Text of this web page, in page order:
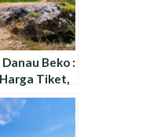
Beko :
Tiket,
Foto